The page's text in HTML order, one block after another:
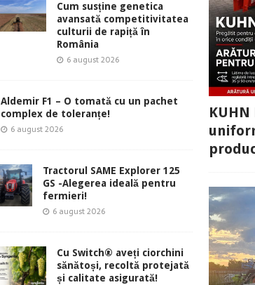
Cum susține genetica
avansată competitivitatea
culturii de rapiță în
România
6 august 2026
Aldemir F1 – O tomată cu un pachet
complex de toleranțe!
6 august 2026
Tractorul SAME Explorer 125
GS -Alegerea ideală pentru
fermieri!
6 august 2026
Cu Switch® aveți ciorchini
sănătoși, recoltă protejată
și calitate asigurată!
KUHN